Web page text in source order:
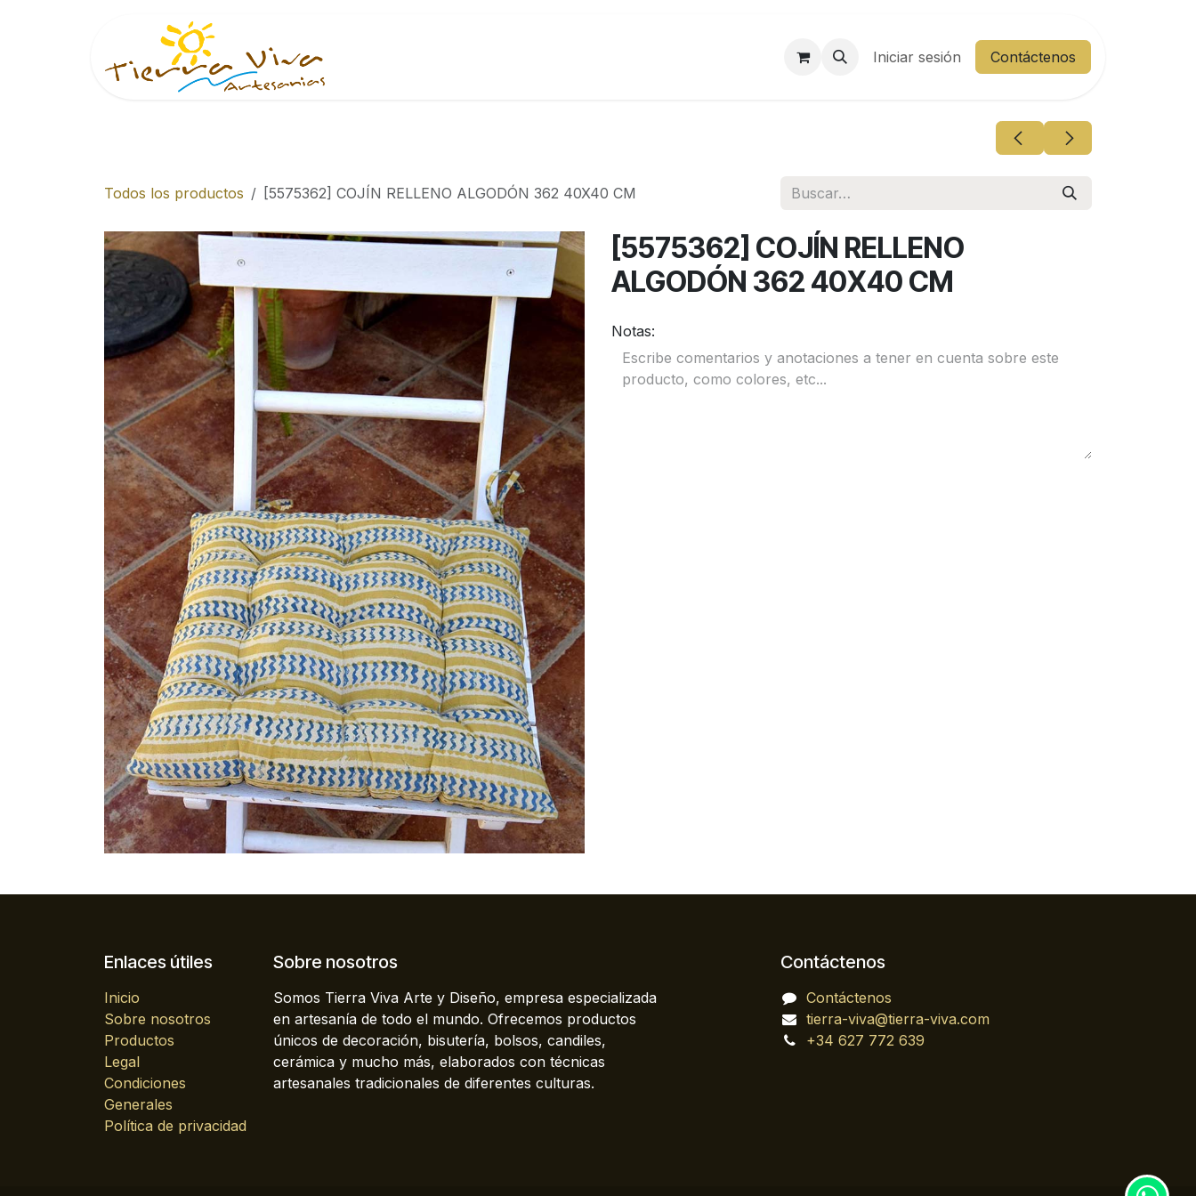
Preguntas Frecuentes Área Cliente
Iniciar sesión Contáctenos
Todos los productos [5575362] COJÍN RELLENO ALGODÓN 362 40X40 CM
[5575362] COJÍN RELLENO
ALGODÓN 362 40X40 CM
Notas:
Enlaces útiles
Inicio
Sobre nosotros
Productos
Legal
Condiciones
Generales
Política de privacidad
Sobre nosotros
Somos Tierra Viva Arte y Diseño, empresa especializada
en artesanía de todo el mundo. Ofrecemos productos
únicos de decoración, bisutería, bolsos, candiles,
cerámica y mucho más, elaborados con técnicas
artesanales tradicionales de diferentes culturas.
Contáctenos
Contáctenos
tierra-viva@tierra-viva.com
+34 627 772 639